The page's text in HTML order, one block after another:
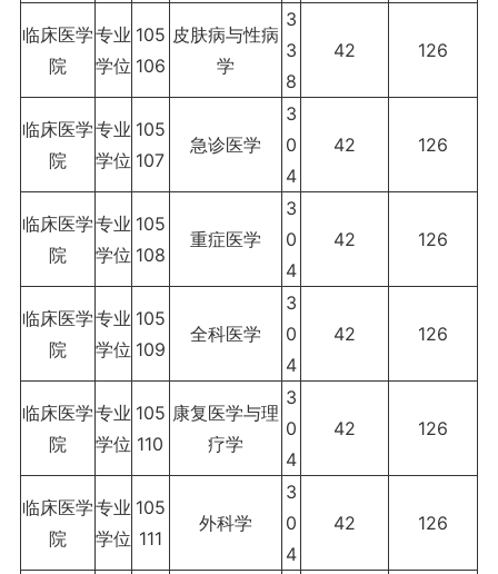
临床医学
院
专业
学位
105
106
皮肤病与性病
学
3
3
8
42 126
临床医学
院
专业
学位
105
107
急诊医学
3
0
4
42 126
临床医学
院
专业
学位
105
108
重症医学
3
0
4
42 126
临床医学
院
专业
学位
105
109
全科医学
3
0
4
42 126
临床医学
院
专业
学位
105
110
康复医学与理
疗学
3
0
4
42 126
临床医学
院
专业
学位
105
111
外科学
3
0
4
42 126